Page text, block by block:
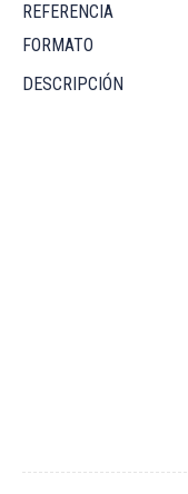
REFERENCIA
FORMATO
DESCRIPCIÓN